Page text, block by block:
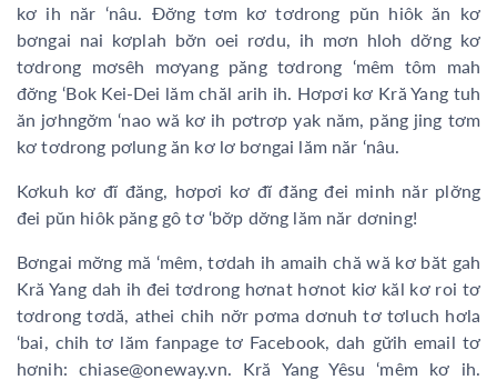
kơ ih năr ‘nâu. Đơ̆ng tơm kơ tơdrong pŭn hiôk ăn kơ
bơngai nai kơplah bơ̆n oei rơdu, ih mơn hloh dơ̆ng kơ
tơdrong mơsêh mơyang păng tơdrong ‘mêm tôm mah
đơ̆ng ‘Bok Kei-Dei lăm chăl arih ih. Hơpơi kơ Kră Yang tuh
ăn jơhngơ̆m ‘nao wă kơ ih pơtrơp yak năm, păng jing tơm
kơ tơdrong pơlung ăn kơ lơ bơngai lăm năr ‘nâu.
Kơkuh kơ đĭ đăng, hơpơi kơ đĭ đăng đei minh năr plơ̆ng
đei pŭn hiôk păng gô tơ ‘bơ̆p dơ̆ng lăm năr dơning!
Bơngai mơ̆ng mă ‘mêm, tơdah ih amaih chă wă kơ băt gah
Kră Yang dah ih đei tơdrong hơnat hơnot kiơ kăl kơ roi tơ
tơdrong tơdă, athei chih nơ̆r pơma dơnuh tơ tơluch hơla
‘bai, chih tơ lăm fanpage tơ Facebook, dah gư̆ih email tơ
hơnih: chiase@oneway.vn. Kră Yang Yêsu ‘mêm kơ ih.